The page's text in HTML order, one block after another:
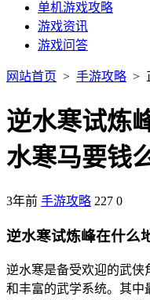
单机游戏攻略
游戏资讯
游戏问答
网站首页 > 手游攻略 >
逆水寒试炼
水寒马要钱
3年前 手游攻略 227 0
逆水寒试炼峰在什么
逆水寒是备受欢迎的武侠
和丰富的武学系统。其中